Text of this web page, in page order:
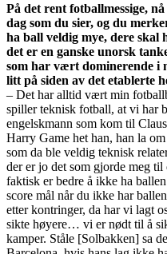
På det rent fotballmessige,
dag som du sier, og du
ha ball veldig mye, dere skal
det er en ganske unorsk
som har vært dominerende i
litt på siden av det etablerte
– Det har alltid vært min
spiller teknisk fotball, at vi har
engelskmann som kom til
Harry Game het han, han la
som da ble veldig teknisk
der er jo det som gjorde meg
faktisk er bedre å ikke ha
score mål når du ikke har
etter kontringer, da har vi lagt
sikte høyere… vi er nødt til å
kamper. Ståle [Solbakken] sa